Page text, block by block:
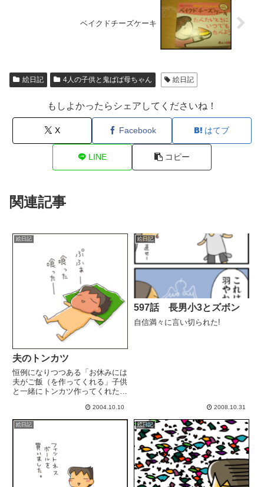
ベイクドチーズケーキ
絵日記 4人の子供と鬼ばば母ちゃん 絵日記
もしよかったらシェアしてくださいね！
X Facebook はてブ
LINE コピー
関連記事
絵日記
夫のトンカツ
恒例になりつつある「お休みには
夫がご飯（を作ってくれる」子供
と一緒にトンカツ作ってくれた
も随分食べる様になってきたな
ぁ。これから食費がどんどん上が
っていくんだね。どひゃー。ま、
2004.10.10
絵日記
597話 長男小3とズボン
自信満々に言い切られた!
2008.10.31
絵日記 絵日記